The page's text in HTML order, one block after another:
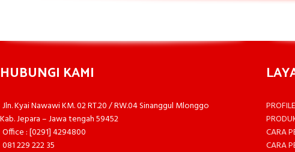
HUBUNGI KAMI
Jln. Kyai Nawawi KM. 02 RT.20 / RW.04 Sinanggul Mlonggo
Kab. Jepara – Jawa tengah 59452
Office : [0291] 4294800
081 229 222 35
PROFILE
CARA
CARA